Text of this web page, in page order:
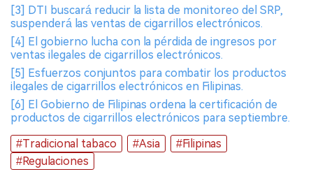
[3] DTI buscará reducir la lista de monitoreo del SRP,
suspenderá las ventas de cigarrillos electrónicos.
[4] El gobierno lucha con la pérdida de ingresos por
ventas ilegales de cigarrillos electrónicos.
[5] Esfuerzos conjuntos para combatir los productos
ilegales de cigarrillos electrónicos en Filipinas.
[6] El Gobierno de Filipinas ordena la certificación de
productos de cigarrillos electrónicos para septiembre.
#Tradicional tabaco
#Asia
#Filipinas
#Regulaciones